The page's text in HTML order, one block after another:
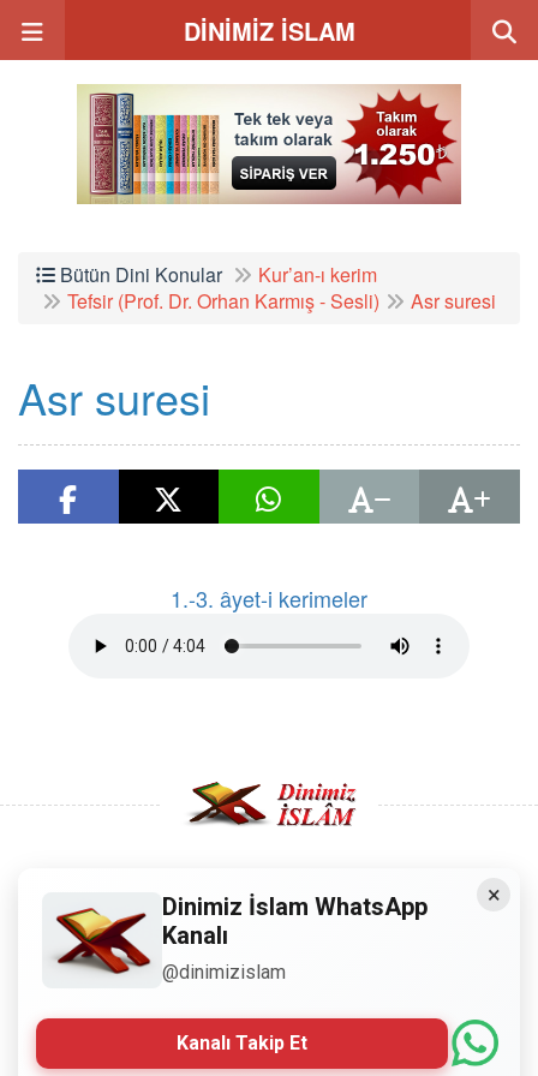
DİNİMİZ İSLAM
Bütün Dini Konular
Kur’an-ı kerim
Tefsir (Prof. Dr. Orhan Karmış - Sesli)
Asr suresi
Asr suresi
1.-3. âyet-i kerimeler
Copyright © 2008 - Dinimiz İslam. Her Hakkı Saklıdır.
Sitemizdeki bilgiler, bütün insanların istifadesi için
hazırlanmıştır. Orijinaline sadık kalmak şartıyla, izin
edebilir.
×
Dinimiz İslam WhatsApp
Kanalı
@dinimizislam
Kanalı Takip Et